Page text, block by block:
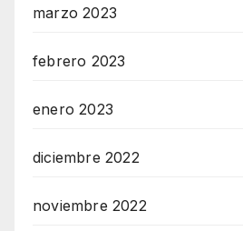
marzo 2023
febrero 2023
enero 2023
diciembre 2022
noviembre 2022